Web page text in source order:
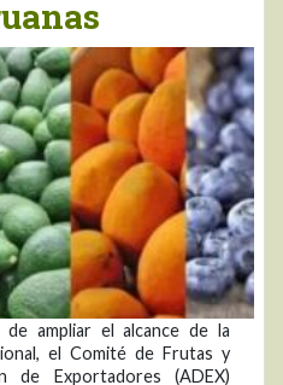
ampliar el alcance de la
el Comité de Frutas y
de Exportadores (ADEX)